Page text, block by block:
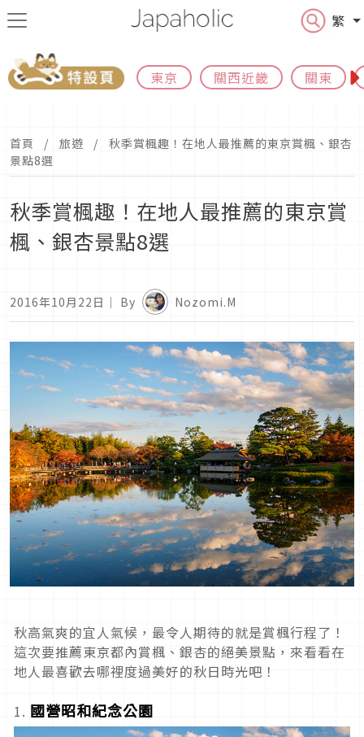
繁
東京 關西近畿 關東
首頁 旅遊
秋季賞楓趣！在地人最推薦的東京賞楓、銀杏
景點8選
秋季賞楓趣！在地人最推薦的東京賞
楓、銀杏景點8選
2016年10月22日 ｜ By Nozomi.M
秋高氣爽的宜人氣候，最令人期待的就是賞楓行程了！
這次要推薦東京都內賞楓、銀杏的絕美景點，來看看在
地人最喜歡去哪裡度過美好的秋日時光吧！
1. 國營昭和紀念公園